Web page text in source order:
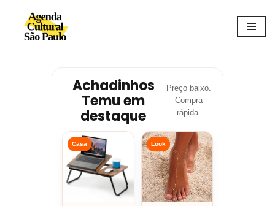
Avançar
Achadinhos
Temu em
destaque
Preço baixo.
Compra
rápida.
Casa Look